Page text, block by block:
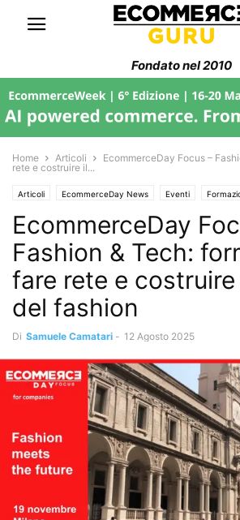
Fondato nel 2010
Home Articoli
EcommerceDay Focus –
rete e costruire il...
Articoli EcommerceDay News Eventi
EcommerceDay
Fashion & Tech:
fare rete e
del fashion
Di Samuele Camatari - 12 Agosto 2025